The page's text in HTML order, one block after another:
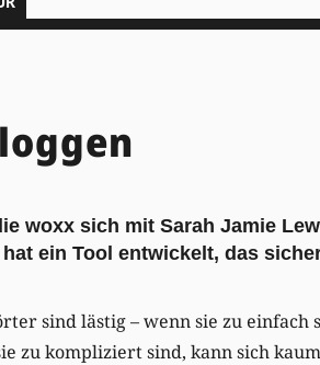
woxx sich mit Sarah Jamie
ein Tool entwickelt, das
sind lästig – wenn sie zu einfach
zu kompliziert sind, kann sich